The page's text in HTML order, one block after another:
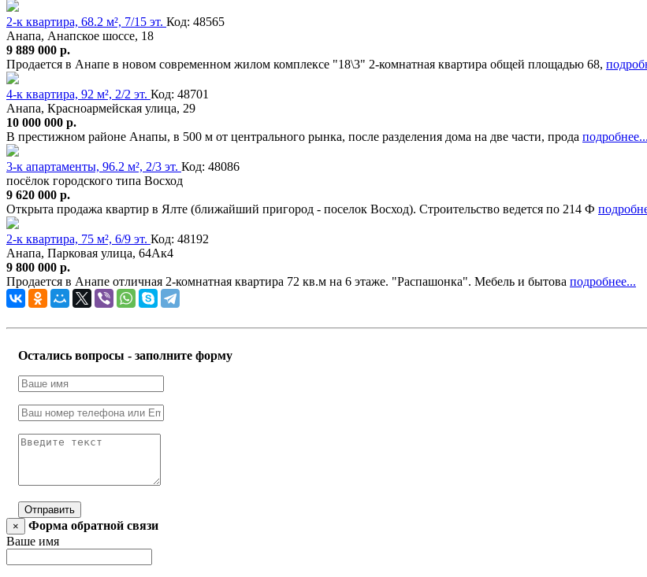
2-к квартира, 68.2 м², 7/15 эт. Код: 48565
Анапа, Анапское шоссе, 18
9 889 000 р.
Продается в Анапе в новом современном жилом комплексе "18\3" 2-комнатная квартира общей площадью 68,
4-к квартира, 92 м², 2/2 эт. Код: 48701
Анапа, Красноармейская улица, 29
10 000 000 р.
В престижном районе Анапы, в 500 м от центрального рынка, после разделения дома на две части, прода подробнее...
3-к апартаменты, 96.2 м², 2/3 эт. Код: 48086
посёлок городского типа Восход
9 620 000 р.
Открыта продажа квартир в Ялте (ближайший пригород - поселок Восход). Строительство ведется по 214 Ф
2-к квартира, 75 м², 6/9 эт. Код: 48192
Анапа, Парковая улица, 64Ак4
9 800 000 р.
Продается в Анапе отличная 2-комнатная квартира 72 кв.м на 6 этаже. "Распашонка". Мебель и бытова подробнее...
Остались вопросы - заполните форму
Отправить
×
Форма обратной связи
Ваше имя